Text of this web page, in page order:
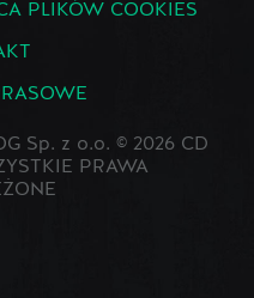
PLIKÓW COOKIES
Sp. z o.o. © 2026 CD
PRAWA